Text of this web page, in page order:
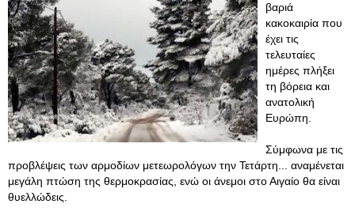
βαριά
κακοκαιρία που
έχει τις
τελευταίες
ημέρες πλήξει
τη βόρεια και
ανατολική
Ευρώπη.
Σύμφωνα με τις
προβλέψεις των αρμοδίων μετεωρολόγων την Τετάρτη... αναμένεται
μεγάλη πτώση της θερμοκρασίας, ενώ οι άνεμοι στο Αιγαίο θα είναι
θυελλώδεις.